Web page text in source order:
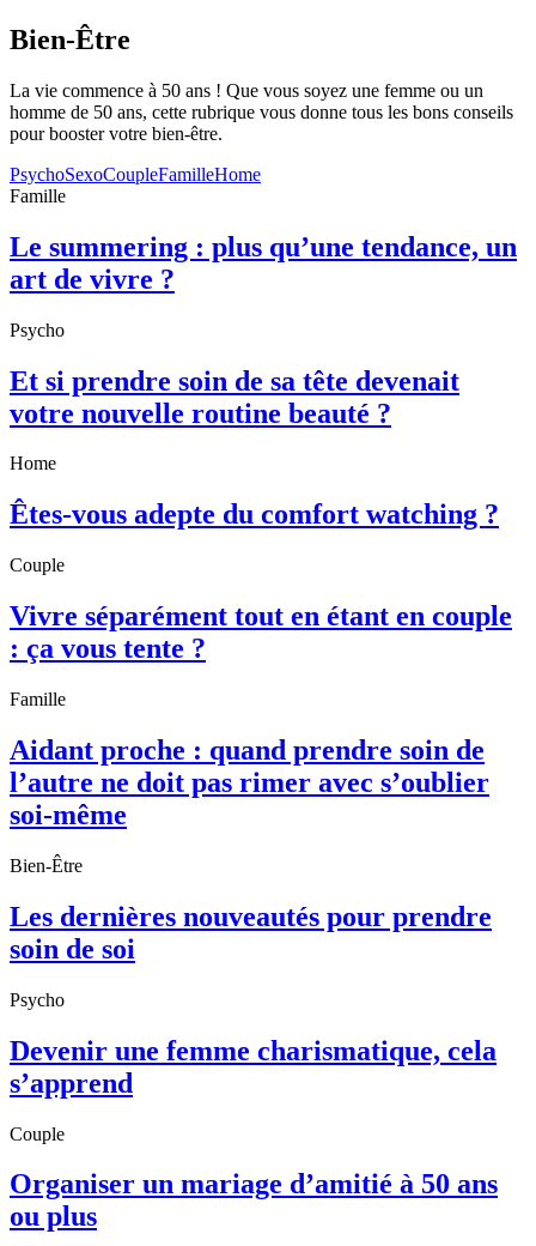
Bien-Être
La vie commence à 50 ans ! Que vous soyez une femme ou un
homme de 50 ans, cette rubrique vous donne tous les bons conseils
pour booster votre bien-être.
PsychoSexoCoupleFamilleHome
Famille
Le summering : plus qu’une tendance, un
art de vivre ?
Psycho
Et si prendre soin de sa tête devenait
votre nouvelle routine beauté ?
Home
Êtes-vous adepte du comfort watching ?
Couple
Vivre séparément tout en étant en couple
: ça vous tente ?
Famille
Aidant proche : quand prendre soin de
l’autre ne doit pas rimer avec s’oublier
soi-même
Bien-Être
Les dernières nouveautés pour prendre
soin de soi
Psycho
Devenir une femme charismatique, cela
s’apprend
Couple
Organiser un mariage d’amitié à 50 ans
ou plus